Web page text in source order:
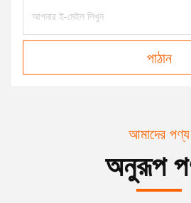
পাঠান
আমাদের পণ্য
অনুরূপ